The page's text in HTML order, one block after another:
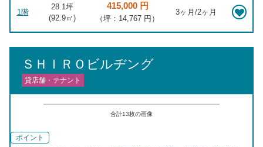
1階
28.1坪
(92.9㎡)
415,000 円
（坪：14,767 円）
3ヶ月/2ヶ月
ＳＨＩＲＯビルヂング
貸店舗・テナント
合計13枚の画像
ポイント